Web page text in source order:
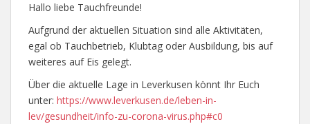
Hallo liebe Tauchfreunde!
Aufgrund der aktuellen Situation sind alle Aktivitäten,
egal ob Tauchbetrieb, Klubtag oder Ausbildung, bis auf
weiteres auf Eis gelegt.
Über die aktuelle Lage in Leverkusen könnt Ihr Euch
unter: https://www.leverkusen.de/leben-in-
lev/gesundheit/info-zu-corona-virus.php#c0